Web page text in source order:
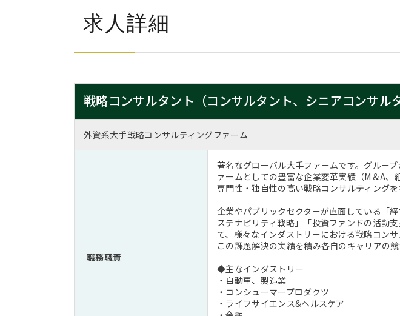
求人詳細
戦略コンサルタント（コンサルタント、シニアコンサル
外資系大手戦略コンサルティングファーム
職務職責
著名なグローバル大手ファームです。グルー
ァームとしての豊富な企業変革実績（M＆A
専門性・独自性の高い戦略コンサルティングを
企業やパブリックセクターが直面している「
ステナビリティ戦略」「投資ファンドの活動
て、様々なインダストリーにおける戦略コン
この課題解決の実績を積み各自のキャリアの
◆主なインダストリー
・自動車、製造業
・コンシューマープロダクツ
・ライフサイエンス&ヘルスケア